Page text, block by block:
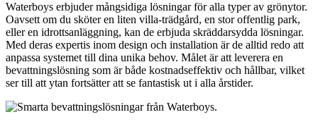
Waterboys erbjuder mångsidiga lösningar för alla typer av grönytor.
Oavsett om du sköter en liten villa-trädgård, en stor offentlig park,
eller en idrottsanläggning, kan de erbjuda skräddarsydda lösningar.
Med deras expertis inom design och installation är de alltid redo att
anpassa systemet till dina unika behov. Målet är att leverera en
bevattningslösning som är både kostnadseffektiv och hållbar, vilket
ser till att ytan fortsätter att se fantastisk ut i alla årstider.